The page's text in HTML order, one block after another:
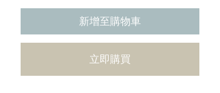
新增至購物車
立即購買